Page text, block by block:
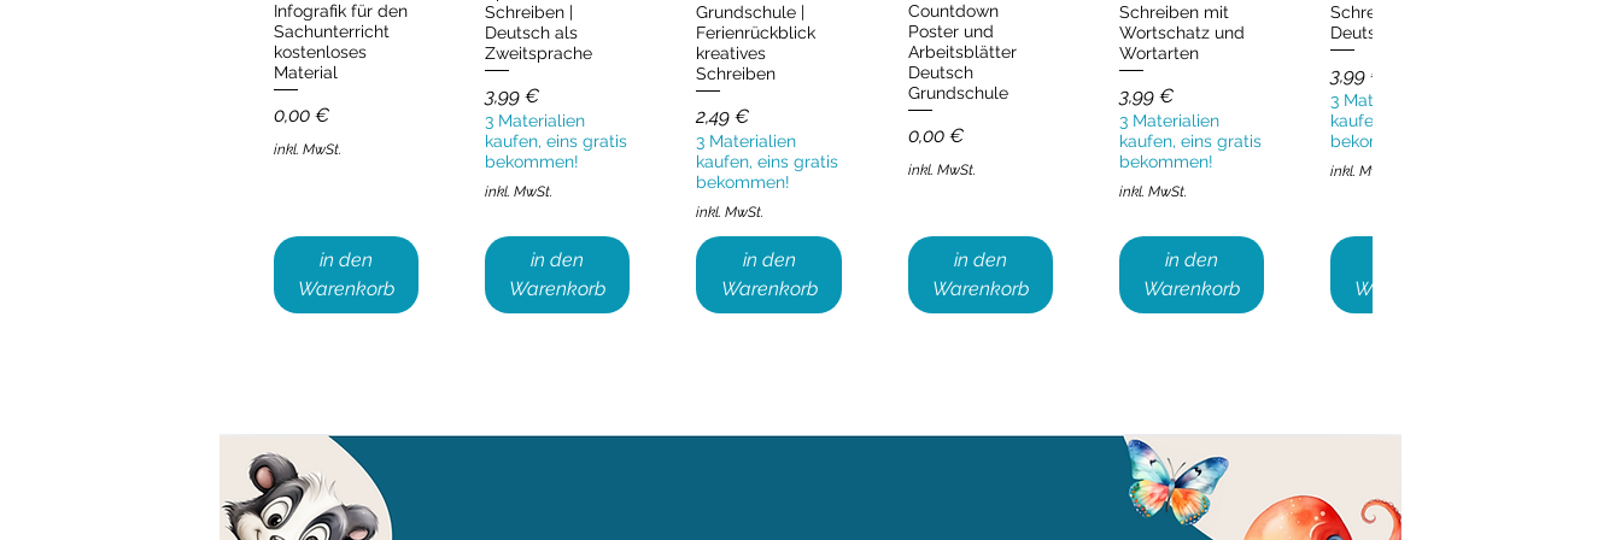
Infografik für den
Sachunterricht
kostenloses
Material
Preis
0,00 €
inkl. MwSt.
in den
Warenkorb
Schreiben |
Deutsch als
Zweitsprache
Preis
3,99 €
3 Materialien
kaufen, eins gratis
bekommen!
inkl. MwSt.
in den
Warenkorb
Grundschule |
Ferienrückblick
kreatives
Schreiben
Preis
2,49 €
3 Materialien
kaufen, eins gratis
bekommen!
inkl. MwSt.
in den
Warenkorb
Countdown
Poster und
Arbeitsblätter
Deutsch
Grundschule
Preis
0,00 €
inkl. MwSt.
in den
Warenkorb
Schreiben mit
Wortschatz und
Wortarten
Preis
3,99 €
3 Materialien
kaufen, eins gratis
bekommen!
inkl. MwSt.
in den
Warenkorb
Schreiben
Deutsch & DaZ
Preis
3,99 €
3 Materialien
kaufen, eins gratis
bekommen!
inkl. MwSt.
Warenkorb